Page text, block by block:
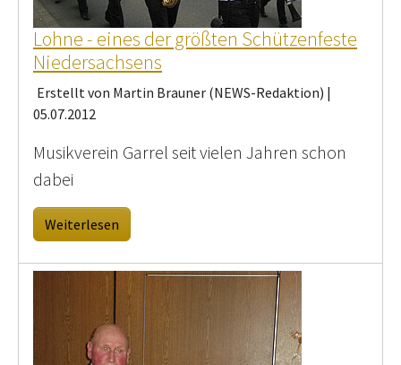
Lohne - eines der größten Schützenfeste
Niedersachsens
Erstellt von Martin Brauner (NEWS-Redaktion) |
05.07.2012
Musikverein Garrel seit vielen Jahren schon
dabei
Weiterlesen